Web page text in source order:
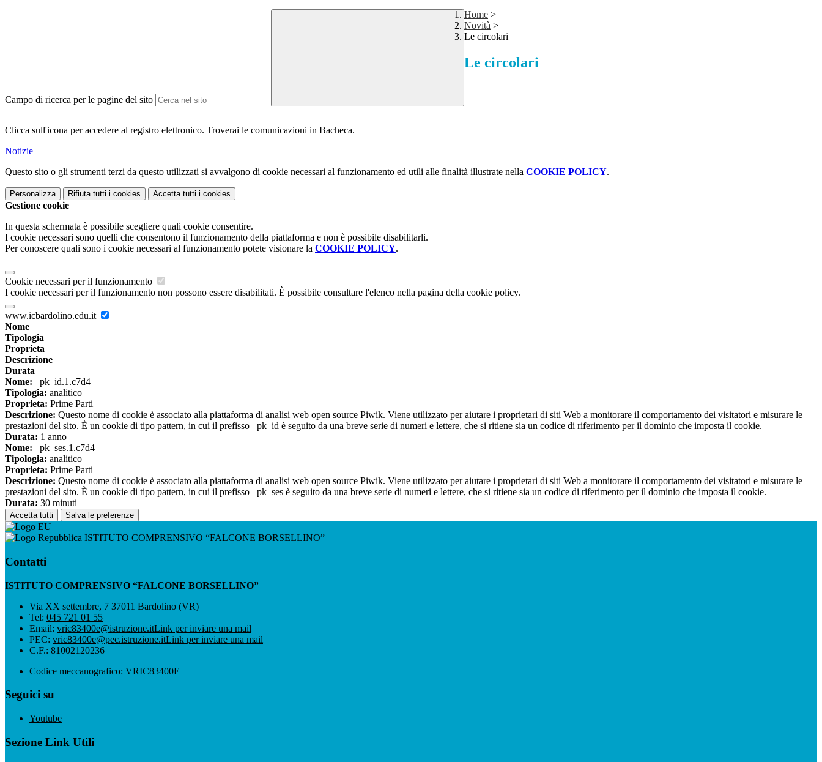
Campo di ricerca per le pagine del sito
Home >
Novità >
Le circolari
Le circolari
Clicca sull'icona per accedere al registro elettronico. Troverai le comunicazioni in Bacheca.
Notizie
Questo sito o gli strumenti terzi da questo utilizzati si avvalgono di cookie necessari al funzionamento ed utili alle finalità illustrate nella COOKIE POLICY.
Personalizza Rifiuta tutti i cookies Accetta tutti i cookies
Gestione cookie
In questa schermata è possibile scegliere quali cookie consentire.
I cookie necessari sono quelli che consentono il funzionamento della piattaforma e non è possibile disabilitarli.
Per conoscere quali sono i cookie necessari al funzionamento potete visionare la COOKIE POLICY.
Cookie necessari per il funzionamento
I cookie necessari per il funzionamento non possono essere disabilitati. È possibile consultare l'elenco nella pagina della cookie policy.
www.icbardolino.edu.it
Nome
Tipologia
Proprieta
Descrizione
Durata
Nome: _pk_id.1.c7d4
Tipologia: analitico
Proprieta: Prime Parti
Descrizione: Questo nome di cookie è associato alla piattaforma di analisi web open source Piwik. Viene utilizzato per aiutare i proprietari di siti Web a monitorare il comportamento dei visitatori e misurare le
prestazioni del sito. È un cookie di tipo pattern, in cui il prefisso _pk_id è seguito da una breve serie di numeri e lettere, che si ritiene sia un codice di riferimento per il dominio che imposta il cookie.
Durata: 1 anno
Nome: _pk_ses.1.c7d4
Tipologia: analitico
Proprieta: Prime Parti
Descrizione: Questo nome di cookie è associato alla piattaforma di analisi web open source Piwik. Viene utilizzato per aiutare i proprietari di siti Web a monitorare il comportamento dei visitatori e misurare le
prestazioni del sito. È un cookie di tipo pattern, in cui il prefisso _pk_ses è seguito da una breve serie di numeri e lettere, che si ritiene sia un codice di riferimento per il dominio che imposta il cookie.
Durata: 30 minuti
Accetta tutti Salva le preferenze
ISTITUTO COMPRENSIVO “FALCONE BORSELLINO”
Contatti
ISTITUTO COMPRENSIVO “FALCONE BORSELLINO”
Via XX settembre, 7 37011 Bardolino (VR)
Tel: 045 721 01 55
Email: vric83400e@istruzione.itLink per inviare una mail
PEC: vric83400e@pec.istruzione.itLink per inviare una mail
C.F.: 81002120236
Codice meccanografico: VRIC83400E
Seguici su
Youtube
Sezione Link Utili